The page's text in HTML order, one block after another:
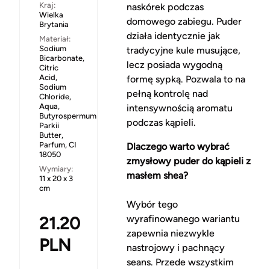
Kraj:
Wielka
Brytania
Materiał:
Sodium
Bicarbonate,
Citric
Acid,
Sodium
Chloride,
Aqua,
Butyrospermum
Parkii
Butter,
Parfum, CI
18050
Wymiary:
11 x 20 x 3
cm
21.20
PLN
naskórek podczas
domowego zabiegu. Puder
działa identycznie jak
tradycyjne kule musujące,
lecz posiada wygodną
formę sypką. Pozwala to na
pełną kontrolę nad
intensywnością aromatu
podczas kąpieli.
Dlaczego warto wybrać
zmysłowy puder do kąpieli z
masłem shea?
Wybór tego
wyrafinowanego wariantu
zapewnia niezwykle
nastrojowy i pachnący
seans. Przede wszystkim